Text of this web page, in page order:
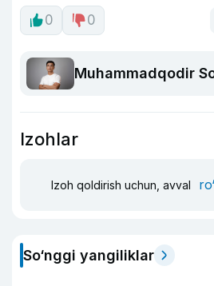
0 0
Muhammadqodir
Izohlar
Izoh qoldirish uchun, avval
So‘nggi yangiliklar